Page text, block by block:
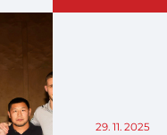
29. 11. 2025